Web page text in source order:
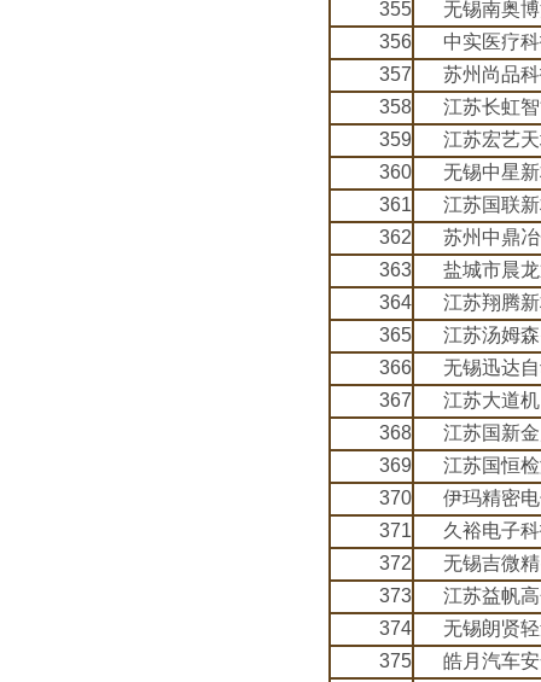
355
无锡南奥
356
中实医疗
357
苏州尚品
358
江苏长虹
359
江苏宏艺
360
无锡中星
361
江苏国联
362
苏州中鼎
363
盐城市晨
364
江苏翔腾
365
江苏汤姆
366
无锡迅达
367
江苏大道
368
江苏国新
369
江苏国恒
370
伊玛精密
371
久裕电子
372
无锡吉微
373
江苏益帆
374
无锡朗贤
375
皓月汽车